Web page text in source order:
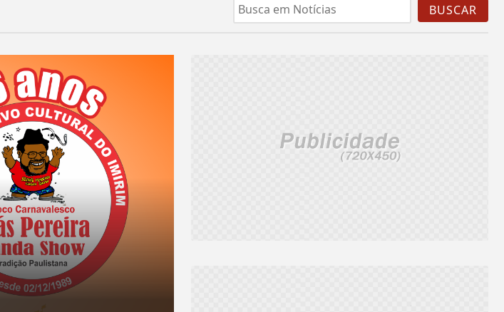
BUSCAR